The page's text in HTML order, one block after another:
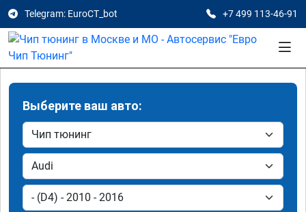
Telegram: EuroCT_bot +7 499 113-46-91
Выберите ваш авто: